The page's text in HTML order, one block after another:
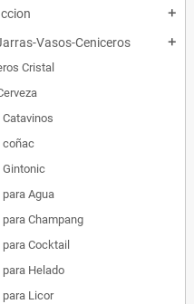
add
Vasos-Ceniceros add
Cristal
Catavinos
coñac
Gintonic
para Agua
para Champang
Cocktail
para Helado
para Licor